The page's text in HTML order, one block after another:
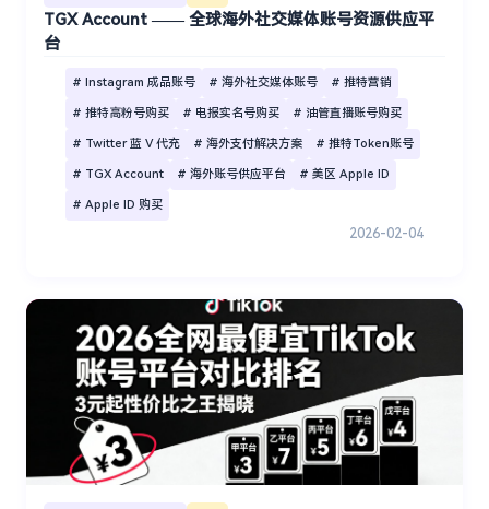
TGX Account —— 全球海外社交媒体账号资源供应平
台
# Instagram 成品账号 # 海外社交媒体账号 # 推特营销
# 推特高粉号购买 # 电报实名号购买 # 油管直播账号购买
# Twitter 蓝 V 代充 # 海外支付解决方案 # 推特Token账号
# TGX Account # 海外账号供应平台 # 美区 Apple ID
# Apple ID 购买
2026-02-04